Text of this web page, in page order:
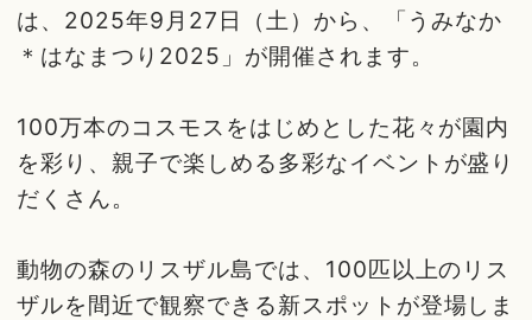
は、2025年9月27日（土）から、「うみなか
＊はなまつり2025」が開催されます。
100万本のコスモスをはじめとした花々が園内
を彩り、親子で楽しめる多彩なイベントが盛り
だくさん。
動物の森のリスザル島では、100匹以上のリス
ザルを間近で観察できる新スポットが登場しま